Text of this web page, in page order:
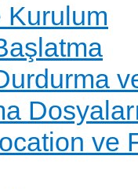
Kurulum
ve